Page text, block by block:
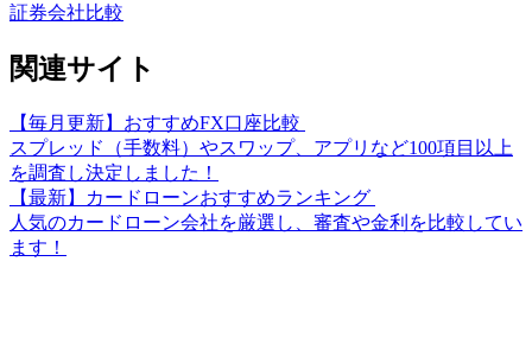
証券会社比較
関連サイト
【毎月更新】おすすめFX口座比較
スプレッド（手数料）やスワップ、アプリなど100項目以上
を調査し決定しました！
【最新】カードローンおすすめランキング
人気のカードローン会社を厳選し、審査や金利を比較してい
ます！